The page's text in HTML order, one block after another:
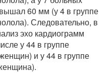
60 мм (у 4 в группе
Следовательно, в
эхо кардиограмм
у 44 в группе
и у 44 в группе